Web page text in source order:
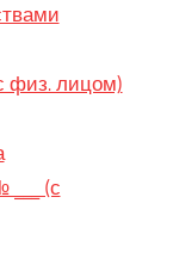
физ. лицом)
(с